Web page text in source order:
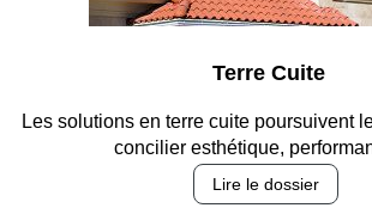
terre cuite poursuivent leur évolution pour
esthétique, performances…